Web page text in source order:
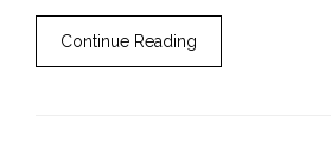
Continue Reading